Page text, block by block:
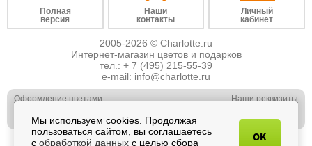
Полная
версия
Наши
контакты
Личный
кабинет
2005-2026 © Charlotte.ru
Интернет-магазин цветов и подарков
тел.: + 7 (495) 215-55-39
e-mail: info@charlotte.ru
Оформление цветами
Свадебная флористика
Наши реквизиты
Отзывы о нас
Мы используем cookies. Продолжая
пользоваться сайтом, вы соглашаетесь
с обработкой данных с целью сбора OK